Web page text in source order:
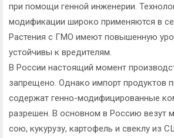
при помощи генной инженерии.
модификации широко применяются в
Растения с ГМО имеют повышенную
устойчивы к вредителям.
В России настоящий момент
запрещено. Однако импорт продуктов
содержат генно-модифицированные
разрешен. В основном в Россию везут
сою, кукурузу, картофель и свеклу из